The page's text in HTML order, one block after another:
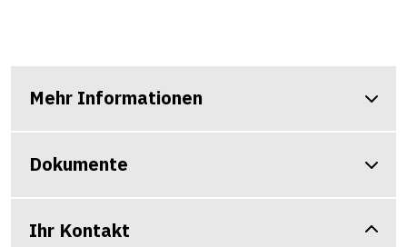
Mehr Informationen
Dokumente
Ihr Kontakt